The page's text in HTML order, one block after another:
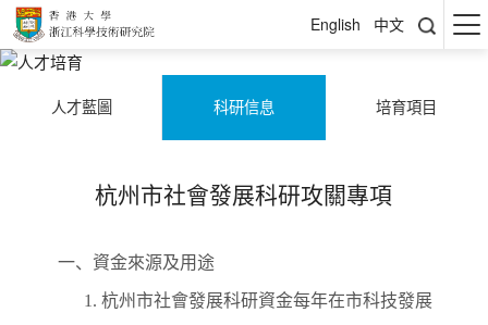
English 中文
人才培育
人才藍圖 科研信息 培育項目
杭州市社會發展科研攻關專項
一、資金來源及用途
1. 杭州市社會發展科研資金每年在市科技發展